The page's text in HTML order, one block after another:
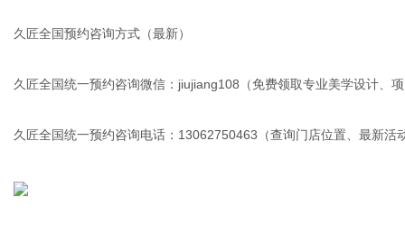
久匠全国预约咨询方式（最新）
久匠全国统一预约咨询微信：jiujiang108（免费领取专业美学设计、
久匠全国统一预约咨询电话：13062750463（查询门店位置、最新活